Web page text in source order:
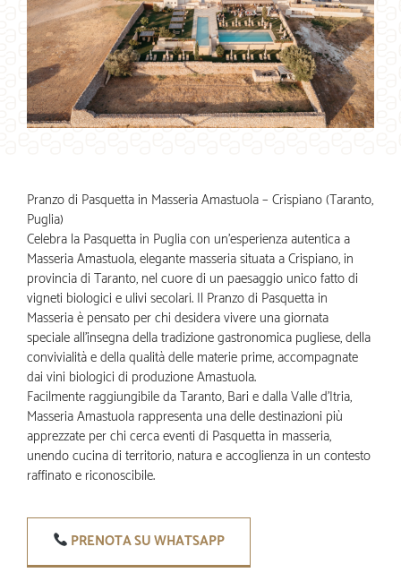
Pranzo di Pasquetta in Masseria Amastuola – Crispiano (Taranto,
Puglia)
Celebra la Pasquetta in Puglia con un’esperienza autentica a
Masseria Amastuola, elegante masseria situata a Crispiano, in
provincia di Taranto, nel cuore di un paesaggio unico fatto di
vigneti biologici e ulivi secolari. Il Pranzo di Pasquetta in
Masseria è pensato per chi desidera vivere una giornata
speciale all’insegna della tradizione gastronomica pugliese, della
convivialità e della qualità delle materie prime, accompagnate
dai vini biologici di produzione Amastuola.
Facilmente raggiungibile da Taranto, Bari e dalla Valle d’Itria,
Masseria Amastuola rappresenta una delle destinazioni più
apprezzate per chi cerca eventi di Pasquetta in masseria,
unendo cucina di territorio, natura e accoglienza in un contesto
raffinato e riconoscibile.
PRENOTA SU WHATSAPP